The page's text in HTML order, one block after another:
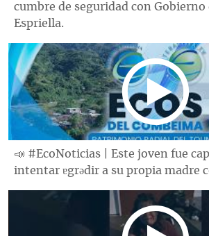
cumbre de seguridad con Gobierno
Espriella.
📣 #EcoNoticias | Este joven fue
intentar ɐgrǝdir a su propia madre